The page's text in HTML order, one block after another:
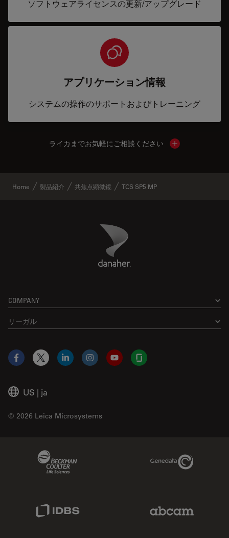
ソフトウェアライセンスの更新/アップグレード
アプリケーション情報
システムの操作のサポートおよびトレーニング
ライカまでお気軽にご相談ください Show local
Home 製品紹介 共焦点顕微鏡 TCS SP5 MP
Danaher Logo
COMPANY
リーガル
US | ja
© 2026 Leica Microsystems
Facebook
X LinkedInInstagramYouTubeGlassdoor
Genedata Link
IDBS Link